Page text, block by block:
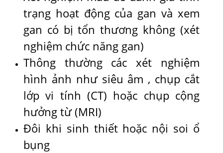
trạng hoạt động của gan và xem
gan có bị tổn thương không (xét
nghiệm chức năng gan)
Thông thường các xét nghiệm
hình ảnh như siêu âm , chụp cắt
lớp vi tính (CT) hoặc chụp cộng
hưởng từ (MRI)
Đôi khi sinh thiết hoặc nội soi ổ
bụng